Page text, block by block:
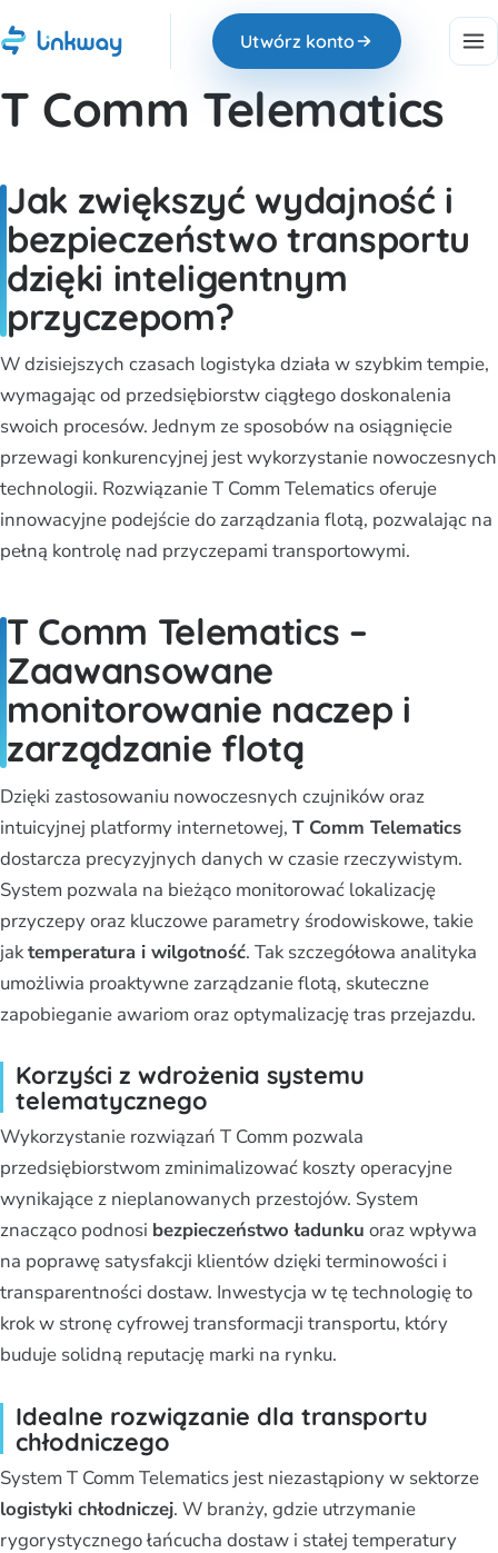
Utwórz konto
T Comm Telematics
Jak zwiększyć wydajność i
bezpieczeństwo transportu
dzięki inteligentnym
przyczepom?
W dzisiejszych czasach logistyka działa w szybkim tempie,
wymagając od przedsiębiorstw ciągłego doskonalenia
swoich procesów. Jednym ze sposobów na osiągnięcie
przewagi konkurencyjnej jest wykorzystanie nowoczesnych
technologii. Rozwiązanie T Comm Telematics oferuje
innowacyjne podejście do zarządzania flotą, pozwalając na
pełną kontrolę nad przyczepami transportowymi.
T Comm Telematics –
Zaawansowane
monitorowanie naczep i
zarządzanie flotą
Dzięki zastosowaniu nowoczesnych czujników oraz
intuicyjnej platformy internetowej, T Comm Telematics
dostarcza precyzyjnych danych w czasie rzeczywistym.
System pozwala na bieżąco monitorować lokalizację
przyczepy oraz kluczowe parametry środowiskowe, takie
jaktemperatura i wilgotność. Tak szczegółowa analityka
umożliwia proaktywne zarządzanie flotą, skuteczne
zapobieganie awariom oraz optymalizację tras przejazdu.
Korzyści z wdrożenia systemu
telematycznego
Wykorzystanie rozwiązań T Comm pozwala
przedsiębiorstwom zminimalizować koszty operacyjne
wynikające z nieplanowanych przestojów. System
znacząco podnosi bezpieczeństwo ładunku oraz wpływa
na poprawę satysfakcji klientów dzięki terminowości i
transparentności dostaw. Inwestycja w tę technologię to
krok w stronę cyfrowej transformacji transportu, który
buduje solidną reputację marki na rynku.
Idealne rozwiązanie dla transportu
chłodniczego
System T Comm Telematics jest niezastąpiony w sektorze
logistyki chłodniczej. W branży, gdzie utrzymanie
rygorystycznego łańcucha dostaw i stałej temperatury